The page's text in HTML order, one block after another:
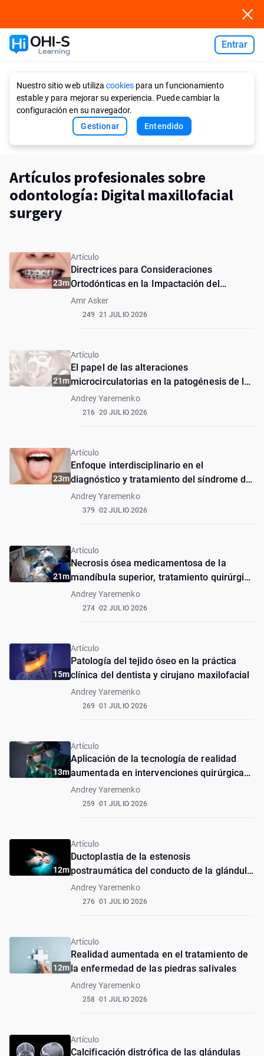
Entrar
Nuestro sitio web utiliza cookies para un funcionamiento
estable y para mejorar su experiencia. Puede cambiar la
configuración en su navegador.
Gestionar
Entendido
Artículos profesionales sobre
odontología: Digital maxillofacial
surgery
23m
Artículo
Directrices para Consideraciones
Ortodónticas en la Impactación del
Incisivo Central Maxilar con Dilaceración
Amr Asker
249 21 JULIO 2026
21m
Artículo
El papel de las alteraciones
microcirculatorias en la patogénesis de la
osteonecrosis asociada a bisfosfonatos
Andrey Yaremenko
216 20 JULIO 2026
23m
Artículo
Enfoque interdisciplinario en el
diagnóstico y tratamiento del síndrome de
lengua bífida. Primera experiencia
Andrey Yaremenko
379 02 JULIO 2026
21m
Artículo
Necrosis ósea medicamentosa de la
mandíbula superior, tratamiento quirúrgico
(caso clínico)
Andrey Yaremenko
274 02 JULIO 2026
15m
Artículo
Patología del tejido óseo en la práctica
clínica del dentista y cirujano maxilofacial
Andrey Yaremenko
269 01 JULIO 2026
13m
Artículo
Aplicación de la tecnología de realidad
aumentada en intervenciones quirúrgicas
en la mandíbula superior. Caso clínico
Andrey Yaremenko
259 01 JULIO 2026
12m
Artículo
Ductoplastia de la estenosis
postraumática del conducto de la glándula
parótida
Andrey Yaremenko
276 01 JULIO 2026
12m
Artículo
Realidad aumentada en el tratamiento de
la enfermedad de las piedras salivales
Andrey Yaremenko
258 01 JULIO 2026
Artículo
Calcificación distrófica de las glándulas